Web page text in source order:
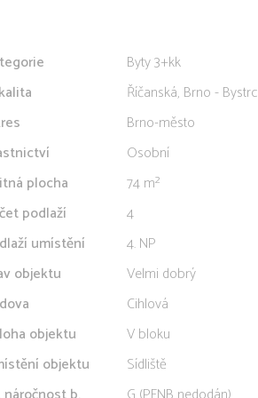
Byty 3+kk
Říčanská, Brno - Bystrc
Brno-město
Osobní
plocha
74 m²
podlaží
4
umístění
4. NP
objektu
Velmi dobrý
Cihlová
objektu
V bloku
objektu
Sídliště